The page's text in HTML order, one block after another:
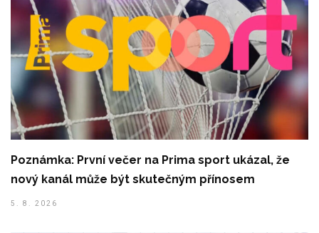
Poznámka: První večer na Prima sport ukázal, že
nový kanál může být skutečným přínosem
5. 8. 2026